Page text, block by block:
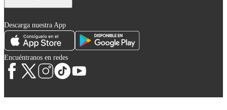
Descarga nuestra App
Encuéntranos en redes